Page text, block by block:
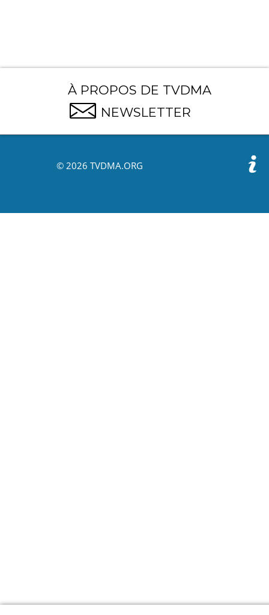
À PROPOS DE TVDMA
NEWSLETTER
© 2026 TVDMA.ORG